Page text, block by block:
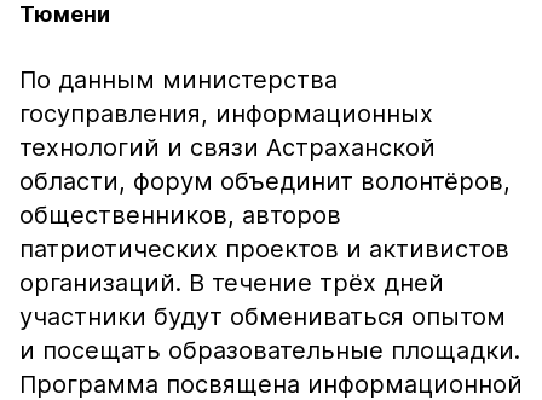
Тюмени
По данным министерства
госуправления, информационных
технологий и связи Астраханской
области, форум объединит волонтёров,
общественников, авторов
патриотических проектов и активистов
организаций. В течение трёх дней
участники будут обмениваться опытом
и посещать образовательные площадки.
Программа посвящена информационной